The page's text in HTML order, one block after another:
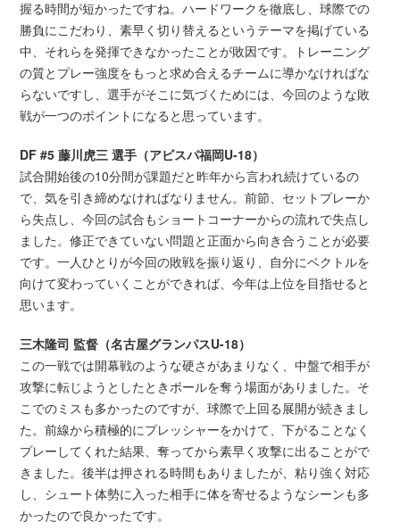
握る時間が短かったですね。ハードワークを徹底し、球際での
勝負にこだわり、素早く切り替えるというテーマを掲げている
中、それらを発揮できなかったことが敗因です。トレーニング
の質とプレー強度をもっと求め合えるチームに導かなければな
らないですし、選手がそこに気づくためには、今回のような敗
戦が一つのポイントになると思っています。
DF #5 藤川虎三 選手（アビスパ福岡U-18）
試合開始後の10分間が課題だと昨年から言われ続けているの
で、気を引き締めなければなりません。前節、セットプレーか
ら失点し、今回の試合もショートコーナーからの流れで失点し
ました。修正できていない問題と正面から向き合うことが必要
です。一人ひとりが今回の敗戦を振り返り、自分にベクトルを
向けて変わっていくことができれば、今年は上位を目指せると
思います。
三木隆司 監督（名古屋グランパスU-18）
この一戦では開幕戦のような硬さがあまりなく、中盤で相手が
攻撃に転じようとしたときボールを奪う場面がありました。そ
こでのミスも多かったのですが、球際で上回る展開が続きまし
た。前線から積極的にプレッシャーをかけて、下がることなく
プレーしてくれた結果、奪ってから素早く攻撃に出ることがで
きました。後半は押される時間もありましたが、粘り強く対応
し、シュート体勢に入った相手に体を寄せるようなシーンも多
かったので良かったです。